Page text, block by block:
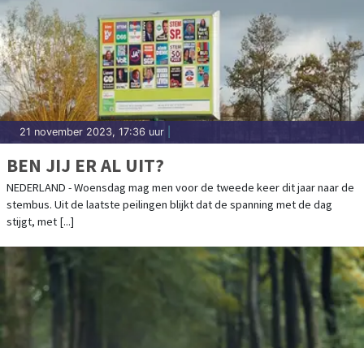
21 november 2023, 17:36 uur
BEN JIJ ER AL UIT?
NEDERLAND - Woensdag mag men voor de tweede keer dit jaar naar de
stembus. Uit de laatste peilingen blijkt dat de spanning met de dag
stijgt, met [...]